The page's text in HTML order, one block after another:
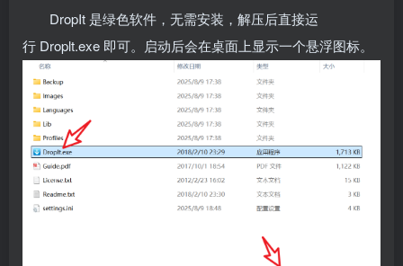
DropIt 是绿色软件，无需安装，解压后直接运
行 Droplt.exe 即可。启动后会在桌面上显示一个悬浮图标。